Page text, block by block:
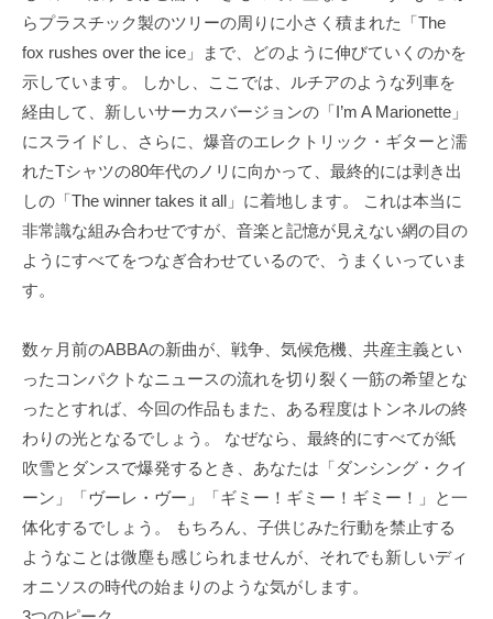
らプラスチック製のツリーの周りに小さく積まれた「The
fox rushes over the ice」まで、どのように伸びていくのかを
示しています。 しかし、ここでは、ルチアのような列車を
経由して、新しいサーカスバージョンの「I’m A Marionette」
にスライドし、さらに、爆音のエレクトリック・ギターと濡
れたTシャツの80年代のノリに向かって、最終的には剥き出
しの「The winner takes it all」に着地します。 これは本当に
非常識な組み合わせですが、音楽と記憶が見えない網の目の
ようにすべてをつなぎ合わせているので、うまくいっていま
す。
数ヶ月前のABBAの新曲が、戦争、気候危機、共産主義とい
ったコンパクトなニュースの流れを切り裂く一筋の希望とな
ったとすれば、今回の作品もまた、ある程度はトンネルの終
わりの光となるでしょう。 なぜなら、最終的にすべてが紙
吹雪とダンスで爆発するとき、あなたは「ダンシング・クイ
ーン」「ヴーレ・ヴー」「ギミー！ギミー！ギミー！」と一
体化するでしょう。 もちろん、子供じみた行動を禁止する
ようなことは微塵も感じられませんが、それでも新しいディ
オニソスの時代の始まりのような気がします。